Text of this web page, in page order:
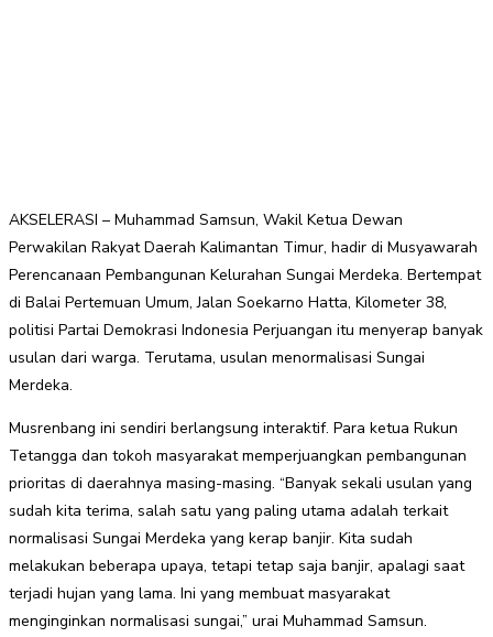
AKSELERASI – Muhammad Samsun, Wakil Ketua Dewan
Perwakilan Rakyat Daerah Kalimantan Timur, hadir di Musyawarah
Perencanaan Pembangunan Kelurahan Sungai Merdeka. Bertempat
di Balai Pertemuan Umum, Jalan Soekarno Hatta, Kilometer 38,
politisi Partai Demokrasi Indonesia Perjuangan itu menyerap banyak
usulan dari warga. Terutama, usulan menormalisasi Sungai
Merdeka.
Musrenbang ini sendiri berlangsung interaktif. Para ketua Rukun
Tetangga dan tokoh masyarakat memperjuangkan pembangunan
prioritas di daerahnya masing-masing. “Banyak sekali usulan yang
sudah kita terima, salah satu yang paling utama adalah terkait
normalisasi Sungai Merdeka yang kerap banjir. Kita sudah
melakukan beberapa upaya, tetapi tetap saja banjir, apalagi saat
terjadi hujan yang lama. Ini yang membuat masyarakat
menginginkan normalisasi sungai,” urai Muhammad Samsun.